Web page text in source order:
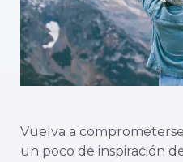
Vuelva a
un poco de inspiración